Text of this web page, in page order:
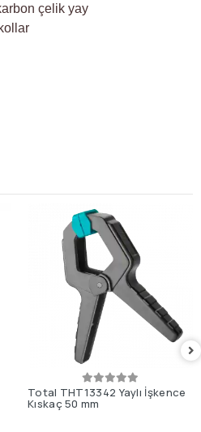
çelik yay
Total THT13342 Yaylı İşkence
Kıskaç 50 mm